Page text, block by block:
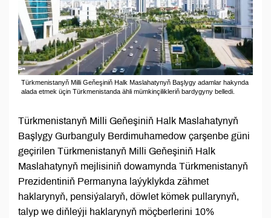
Türkmenistanyň Milli Geňeşiniň Halk Maslahatynyň Başlygy adamlar hakynda
alada etmek üçin Türkmenistanda ähli mümkinçilikleriň bardygyny belledi.
Türkmenistanyň Milli Geňeşiniň Halk Maslahatynyň
Başlygy Gurbanguly Berdimuhamedow çarşenbe güni
geçirilen Türkmenistanyň Milli Geňeşiniň Halk
Maslahatynyň mejlisiniň dowamynda Türkmenistanyň
Prezidentiniň Permanyna laýyklykda zähmet
haklarynyň, pensiýalaryň, döwlet kömek pullarynyň,
talyp we diňleýji haklarynyň möçberlerini 10%